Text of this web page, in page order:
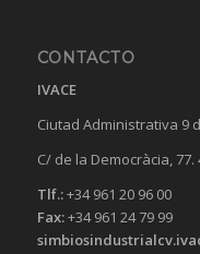
CONTACTO
IVACE
Ciutad Administrativa 9
C/ de la Democràcia, 77.
Tlf.:+34 961 20 96 00
Fax:+34 961 24 79 99